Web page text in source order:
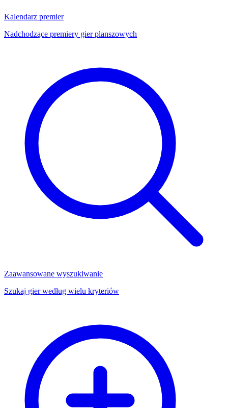
Kalendarz premier
Nadchodzące premiery gier planszowych
Zaawansowane wyszukiwanie
Szukaj gier według wielu kryteriów